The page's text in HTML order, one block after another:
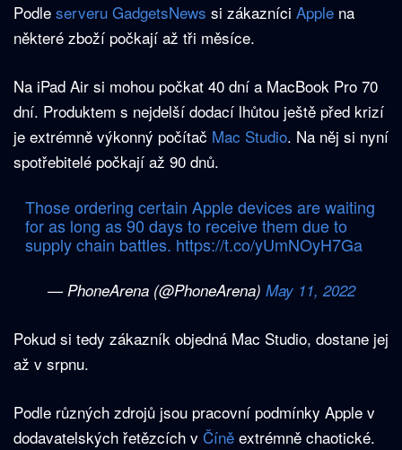
Podle serveru GadgetsNews si zákazníci Apple na
některé zboží počkají až tři měsíce.
Na iPad Air si mohou počkat 40 dní a MacBook Pro 70
dní. Produktem s nejdelší dodací lhůtou ještě před krizí
je extrémně výkonný počítač Mac Studio. Na něj si nyní
spotřebitelé počkají až 90 dnů.
Those ordering certain Apple devices are waiting
for as long as 90 days to receive them due to
supply chain battles. https://t.co/yUmNOyH7Ga
— PhoneArena (@PhoneArena) May 11, 2022
Pokud si tedy zákazník objedná Mac Studio, dostane jej
až v srpnu.
Podle různých zdrojů jsou pracovní podmínky Apple v
dodavatelských řetězcích v Číně extrémně chaotické.